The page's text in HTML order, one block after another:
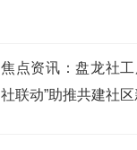
焦点资讯：盘龙社
社联动”助推共建社